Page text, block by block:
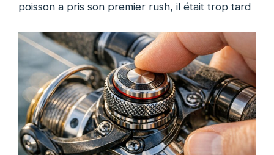
poisson a pris son premier rush, il était trop tard